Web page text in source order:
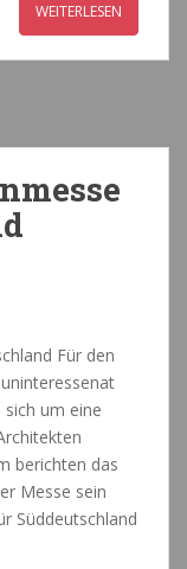
WEITERLESEN
Für den
um eine
berichten das
Messe sein
Süddeutschland